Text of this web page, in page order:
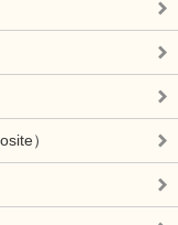
）